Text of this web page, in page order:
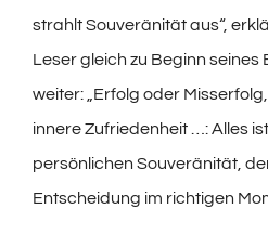
strahlt Souveränität aus“,
Leser gleich zu Beginn seines
weiter: „Erfolg oder
innere Zufriedenheit …: Alles
persönlichen Souveränität,
Entscheidung im richtigen